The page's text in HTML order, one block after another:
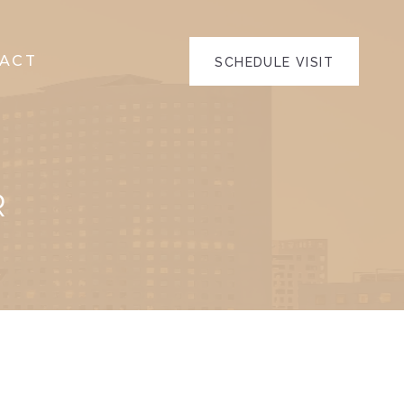
SCHEDULE VISIT